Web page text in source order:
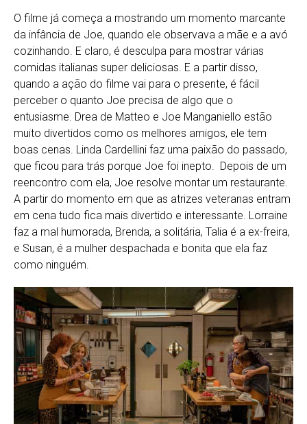
O filme já começa a mostrando um momento marcante
da infância de Joe, quando ele observava a mãe e a avó
cozinhando. E claro, é desculpa para mostrar várias
comidas italianas super deliciosas. E a partir disso,
quando a ação do filme vai para o presente, é fácil
perceber o quanto Joe precisa de algo que o
entusiasme. Drea de Matteo e Joe Manganiello estão
muito divertidos como os melhores amigos, ele tem
boas cenas. Linda Cardellini faz uma paixão do passado,
que ficou para trás porque Joe foi inepto. Depois de um
reencontro com ela, Joe resolve montar um restaurante.
A partir do momento em que as atrizes veteranas entram
em cena tudo fica mais divertido e interessante. Lorraine
faz a mal humorada, Brenda, a solitária, Talia é a ex-freira,
e Susan, é a mulher despachada e bonita que ela faz
como ninguém.